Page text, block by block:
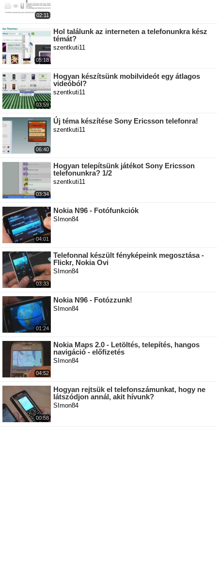
02:11
05:18
Hol találunk az interneten a telefonunkra kész
témát?
szentkuti11
03:59
Hogyan készítsünk mobilvideót egy átlagos
videóból?
szentkuti11
06:40
Új téma készítése Sony Ericsson telefonra!
szentkuti11
03:34
Hogyan telepítsünk játékot Sony Ericsson
telefonunkra? 1/2
szentkuti11
04:01
Nokia N96 - Fotófunkciók
SImon84
03:33
Telefonnal készült fényképeink megosztása -
Flickr, Nokia Ovi
SImon84
01:24
Nokia N96 - Fotózzunk!
SImon84
04:52
Nokia Maps 2.0 - Letöltés, telepítés, hangos
navigáció - előfizetés
SImon84
00:58
Hogyan rejtsük el telefonszámunkat, hogy ne
látszódjon annál, akit hívunk?
SImon84